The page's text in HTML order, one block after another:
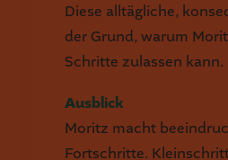
Diese alltägliche,
der Grund, warum
Schritte zulassen kann.
Ausblick
Moritz macht
Fortschritte.